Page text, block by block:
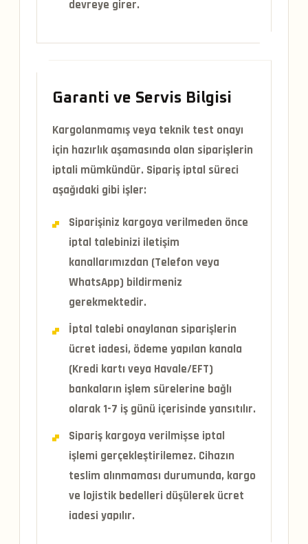
devreye girer.
Garanti ve Servis Bilgisi
Kargolanmamış veya teknik test onayı
için hazırlık aşamasında olan siparişlerin
iptali mümkündür. Sipariş iptal süreci
aşağıdaki gibi işler:
Siparişiniz kargoya verilmeden önce
iptal talebinizi iletişim
kanallarımızdan (Telefon veya
WhatsApp) bildirmeniz
gerekmektedir.
İptal talebi onaylanan siparişlerin
ücret iadesi, ödeme yapılan kanala
(Kredi kartı veya Havale/EFT)
bankaların işlem sürelerine bağlı
olarak 1-7 iş günü içerisinde yansıtılır.
Sipariş kargoya verilmişse iptal
işlemi gerçekleştirilemez. Cihazın
teslim alınmaması durumunda, kargo
ve lojistik bedelleri düşülerek ücret
iadesi yapılır.